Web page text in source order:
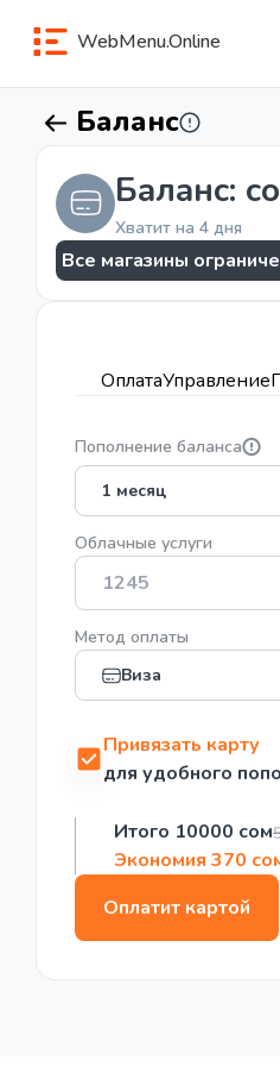
WebMenu.Online
Баланс
Баланс:
Хватит на 4 дня
Все магазины
ОплатаУправление
Пополнение баланса
1 месяц
Облачные услуги
Метод оплаты
Виза
Привязать карту
для удобного
Оплатит картой
Итого 10000 сом
Экономия 370